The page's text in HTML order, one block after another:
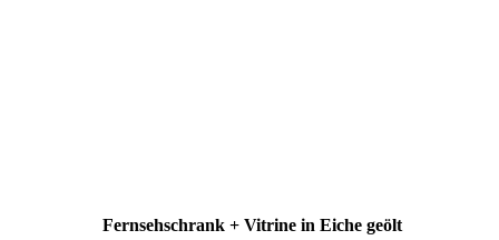
Fernsehschrank + Vitrine in Eiche geölt